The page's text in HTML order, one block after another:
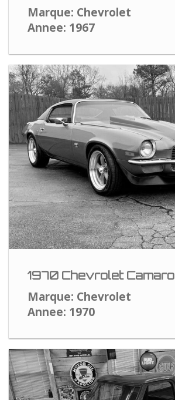
Marque: Chevrolet
Annee: 1967
1970 Chevrolet Camaro
Marque: Chevrolet
Annee: 1970